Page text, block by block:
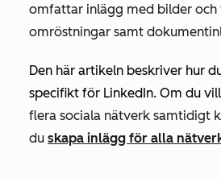
omfattar inlägg med bilder och
omröstningar samt
Den här artikeln beskriver hur
specifikt för LinkedIn. Om du
flera sociala nätverk samtidigt
du skapa inlägg för alla